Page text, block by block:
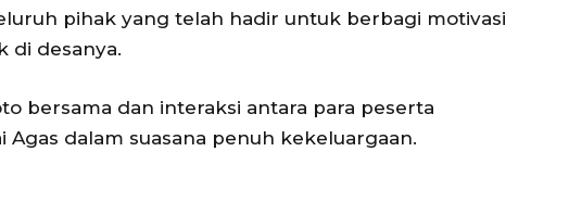
pihak yang telah hadir untuk berbagi motivasi
di desanya.
bersama dan interaksi antara para peserta
Agas dalam suasana penuh kekeluargaan.